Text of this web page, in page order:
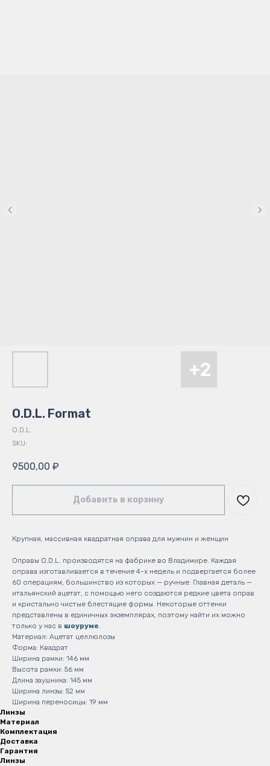
O.D.L. Format
O.D.L.
SKU:
9500,00 ₽
Добавить в корзину
Крупная, массивная квадратная оправа для мужчин и женщин
Оправы O.D.L. производятся на фабрике во Владимире. Каждая
оправа изготавливается в течение 4-х недель и подвергается более
60 операциям, большинство из которых — ручные. Главная деталь —
итальянский ацетат, с помощью него создаются редкие цвета оправ
и кристально чистые блестящие формы. Некоторые оттенки
представлены в единичных экземплярах, поэтому найти их можно
только у нас в шоуруме.
Материал: Ацетат целлюлозы
Форма: Квадрат
Ширина рамки: 146 мм
Высота рамки: 56 мм
Длина заушника: 145 мм
Ширина линзы: 52 мм
Ширина переносицы: 19 мм
Линзы
Материал
Комплектация
Доставка
Гарантия
Линзы